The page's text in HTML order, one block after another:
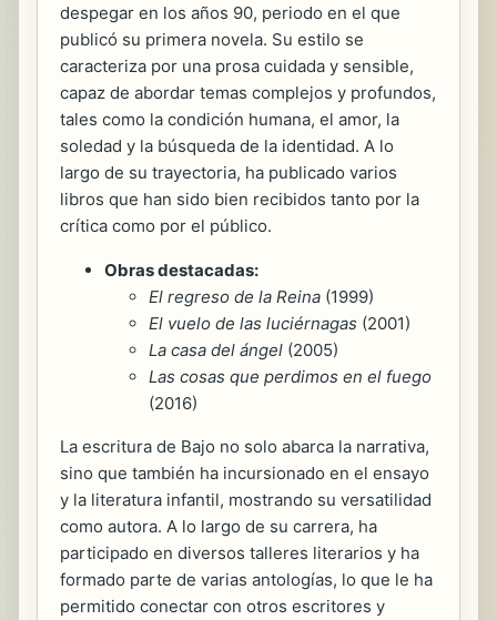
despegar en los años 90, periodo en el que
publicó su primera novela. Su estilo se
caracteriza por una prosa cuidada y sensible,
capaz de abordar temas complejos y profundos,
tales como la condición humana, el amor, la
soledad y la búsqueda de la identidad. A lo
largo de su trayectoria, ha publicado varios
libros que han sido bien recibidos tanto por la
crítica como por el público.
Obras destacadas:
El regreso de la Reina (1999)
El vuelo de las luciérnagas (2001)
La casa del ángel (2005)
Las cosas que perdimos en el fuego
(2016)
La escritura de Bajo no solo abarca la narrativa,
sino que también ha incursionado en el ensayo
y la literatura infantil, mostrando su versatilidad
como autora. A lo largo de su carrera, ha
participado en diversos talleres literarios y ha
formado parte de varias antologías, lo que le ha
permitido conectar con otros escritores y